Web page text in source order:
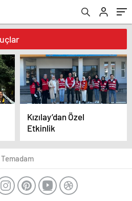
Kızılay’dan Özel
Etkinlik
Temadam